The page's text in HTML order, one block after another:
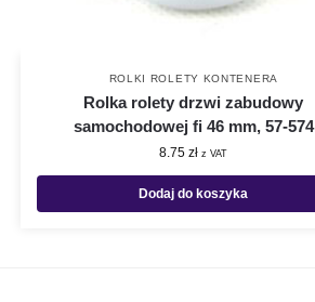
ROLKI ROLETY KONTENERA
Rolka rolety drzwi zabudowy
samochodowej fi 46 mm, 57-574
8.75zł z VAT
Dodaj do koszyka